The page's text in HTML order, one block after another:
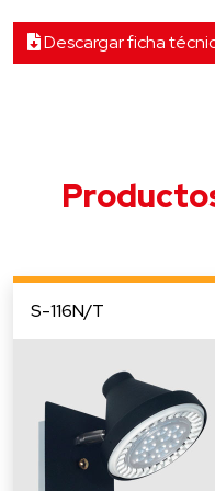
Descargar ficha
S-116N/T